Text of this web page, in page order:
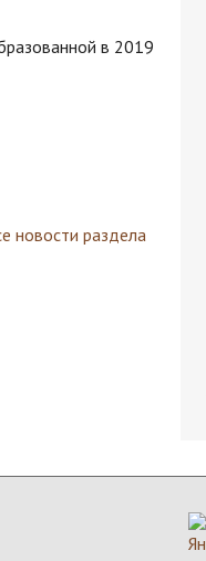
в 2019
новости раздела